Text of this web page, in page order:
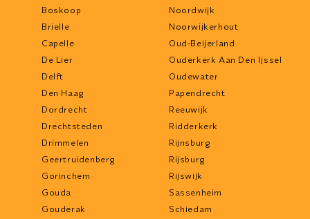
Boskoop
Brielle
Capelle
De Lier
Delft
Den Haag
Dordrecht
Drechtsteden
Drimmelen
Geertruidenberg
Gorinchem
Gouda
Gouderak
Noordwijk
Noorwijkerhout
Oud-Beijerland
Ouderkerk Aan Den Ijssel
Oudewater
Papendrecht
Reeuwijk
Ridderkerk
Rijnsburg
Rijsburg
Rijswijk
Sassenheim
Schiedam